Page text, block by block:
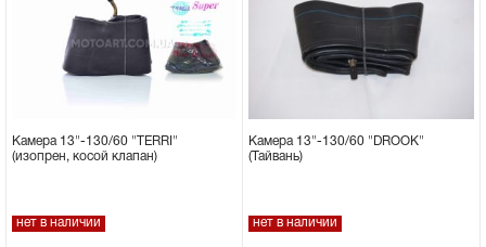
Камера 13"-130/60 "TERRI"
(изопрен, косой клапан)
нет в наличии
Камера 13"-130/60 "DROOK"
(Тайвань)
нет в наличии